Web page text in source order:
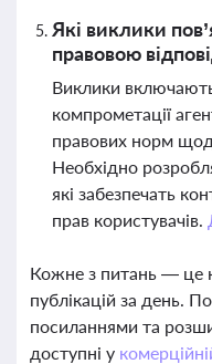
Які виклики
правовою
Виклики
компрометації
правових норм щодо
Необхідно
які забезпечать
прав користувачів.
Кожне з питань — це
публікацій за день.
посиланнями та
доступні у